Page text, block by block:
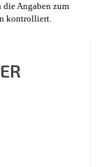
Angaben zum
kontrolliert.